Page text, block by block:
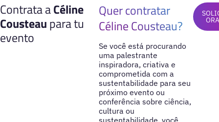
Contrata aCéline
Cousteaupara tu
evento
Quer contratar
Céline Cousteau?
Se você está procurando
uma palestrante
inspiradora, criativa e
comprometida com a
sustentabilidade para seu
próximo evento ou
conferência sobre ciência,
cultura ou